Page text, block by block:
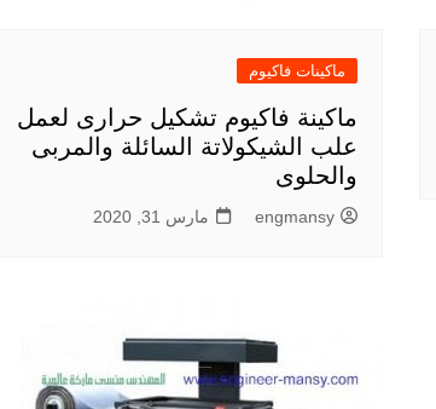
ماكينات فاكيوم
ماكينة فاكيوم تشكيل حرارى لعمل
علب الشيكولاتة السائلة والمربى
والحلوى
engmansy مارس 31, 2020